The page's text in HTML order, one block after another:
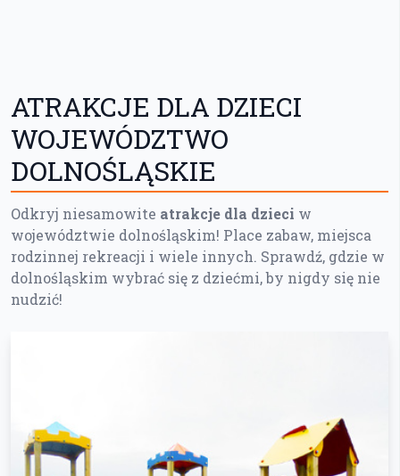
ATRAKCJE DLA DZIECI
WOJEWÓDZTWO
DOLNOŚLĄSKIE
Odkryj niesamowite atrakcje dla dzieci w
województwie dolnośląskim! Place zabaw, miejsca
rodzinnej rekreacji i wiele innych. Sprawdź, gdzie w
dolnośląskim wybrać się z dziećmi, by nigdy się nie
nudzić!